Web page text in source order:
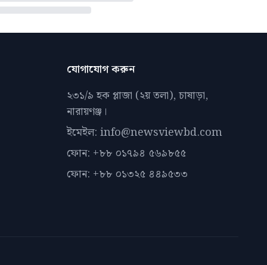
যোগাযোগ করুন
২৩১/৯ হক প্লাজা (২য় তলা), চাষাড়া,
নারায়ণঞ্জ।
ইমেইল: info@newsviewbd.com
ফোন: +৮৮ ০১৭৯৪ ৫৬৯৮৫৫
ফোন: +৮৮ ০১৩২৫ ৪৪৯৫৩৩